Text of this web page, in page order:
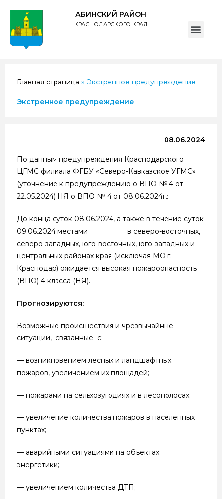
АБИНСКИЙ РАЙОН
КРАСНОДАРСКОГО КРАЯ
Главная страница » Экстренное предупреждение
Экстренное предупреждение
08.06.2024
По данным предупреждения Краснодарского
ЦГМС филиала ФГБУ «Северо-Кавказское УГМС»
(уточнение к предупреждению о ВПО № 4 от
22.05.2024) НЯ о ВПО № 4 от 08.06.2024г.:
До конца суток 08.06.2024, а также в течение суток
09.06.2024 местами в северо-восточных,
северо-западных, юго-восточных, юго-западных и
центральных районах края (исключая МО г.
Краснодар) ожидается высокая пожароопасность
(ВПО) 4 класса (НЯ).
Прогнозируются:
Возможные происшествия и чрезвычайные
ситуации, связанные с:
— возникновением лесных и ландшафтных
пожаров, увеличением их площадей;
— пожарами на сельхозугодиях и в лесополосах;
— увеличение количества пожаров в населенных
пунктах;
— аварийными ситуациями на объектах
энергетики;
— увеличением количества ДТП;